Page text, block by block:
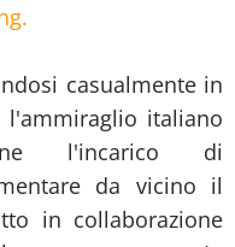
casualmente in
l'ammiraglio italiano
l'incarico di
da vicino il
in collaborazione